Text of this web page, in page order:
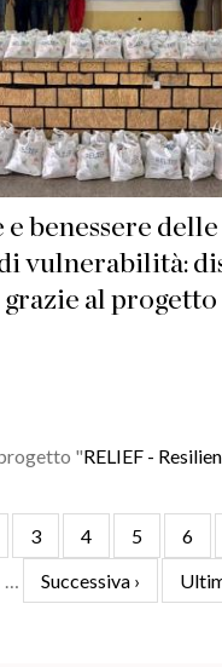
benessere
vulnerabilità:
al
"RELIEF -
Pagina
3 Pagina
4 Pagina
5 6
…
Pagina
Successiva ›